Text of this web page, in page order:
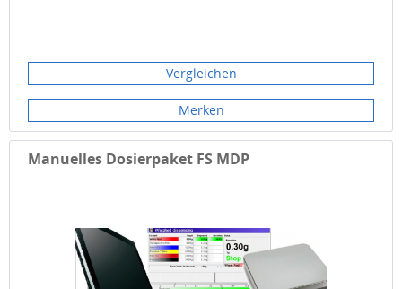
Vergleichen
Merken
Manuelles Dosierpaket FS MDP